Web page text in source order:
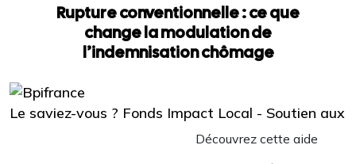
Rupture conventionnelle : ce que
change la modulation de
l’indemnisation chômage
Le saviez-vous ? Fonds Impact Local - Soutien aux
Découvrez cette aide